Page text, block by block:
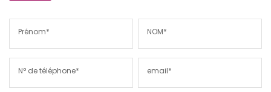
Prénom* NOM*
N° de téléphone* email*